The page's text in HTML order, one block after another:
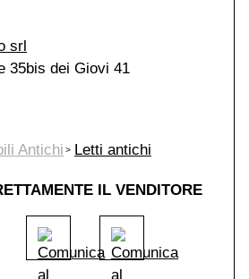
srl
35bis dei Giovi 41
Antichi Letti antichi
IL VENDITORE